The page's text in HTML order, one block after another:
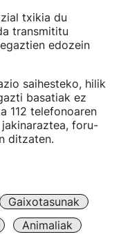
txikia du
transmititu
edozein
saihesteko, hilik
basatiak ez
112 telefonoaren
foru-
ditzaten.
Gaixotasunak
Animaliak